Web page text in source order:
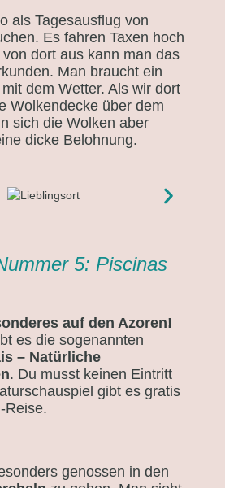
als Tagesausflug von
Es fahren Taxen hoch
dort aus kann man das
Man braucht ein
dem Wetter. Als wir dort
Wolkendecke über dem
sich die Wolken aber
dicke Belohnung.
5: Piscinas
auf den Azoren!
es die sogenannten
– Natürliche
. Du musst keinen Eintritt
gibt es gratis
Reise.
genossen in den